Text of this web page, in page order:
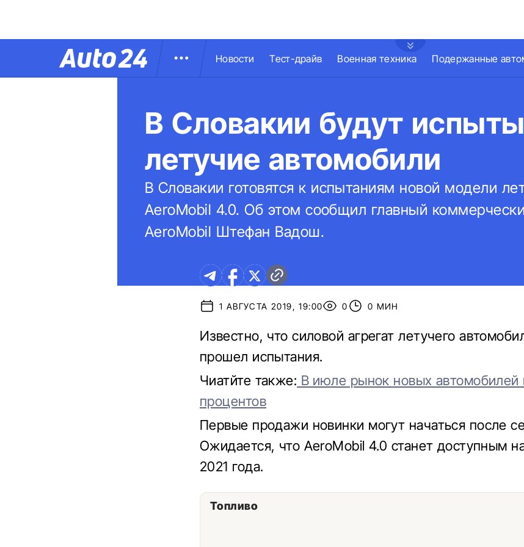
Новости Тест-драйв Военная техника Подержанные
В Словакии будут
летучие автомобили
В Словакии готовятся к испытаниям новой модели
AeroMobil 4.0. Об этом сообщил главный
AeroMobil Штефан Вадош.
1 АВГУСТА 2019, 19:00 0 0 МИН
Известно, что силовой агрегат летучего
прошел испытания.
Чиатйте также: В июле рынок новых автомобилей
процентов
Первые продажи новинки могут начаться после
Ожидается, что AeroMobil 4.0 станет доступным
2021 года.
Топливо